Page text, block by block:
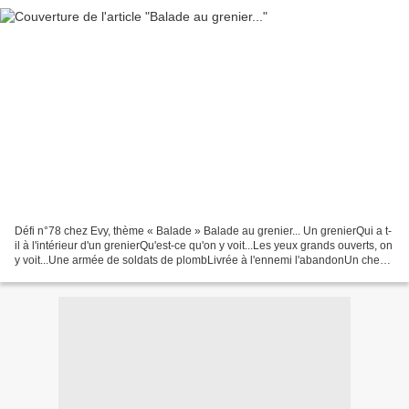
Défi n°78 chez Evy, thème « Balade » Balade au grenier... Un grenierQui a t-
il à l'intérieur d'un grenierQu'est-ce qu'on y voit...Les yeux grands ouverts, on
y voit...Une armée de soldats de plombLivrée à l'ennemi l'abandonUn cheval